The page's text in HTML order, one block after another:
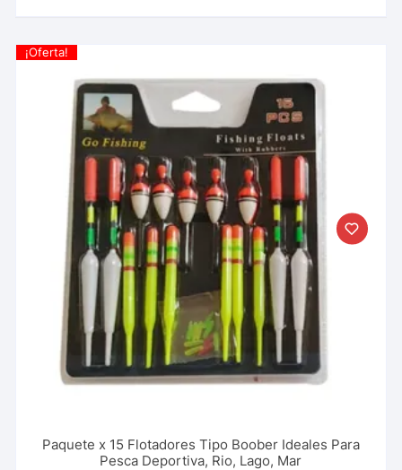
¡Oferta!
Paquete x 15 Flotadores Tipo Boober Ideales Para
Pesca Deportiva, Rio, Lago, Mar